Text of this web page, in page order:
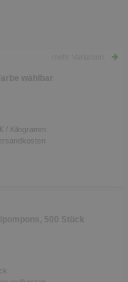
wählbar
/ Kilogramm
500 Stück